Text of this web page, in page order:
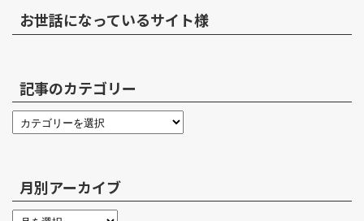
お世話になっているサイト様
記事のカテゴリー
月別アーカイブ